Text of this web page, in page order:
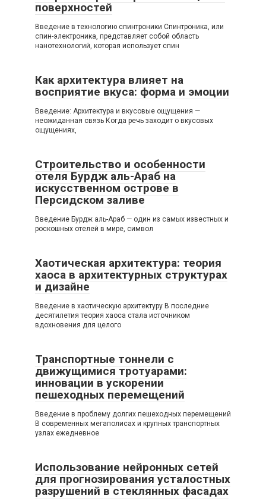
поверхностей
Введение в технологию спинтроники Спинтроника, или
спин-электроника, представляет собой область
нанотехнологий, которая использует спин
Как архитектура влияет на
восприятие вкуса: форма и эмоции
Введение: Архитектура и вкусовые ощущения —
неожиданная связь Когда речь заходит о вкусовых
ощущениях,
Строительство и особенности
отеля Бурдж аль-Араб на
искусственном острове в
Персидском заливе
Введение Бурдж аль-Араб — один из самых известных и
роскошных отелей в мире, символ
Хаотическая архитектура: теория
хаоса в архитектурных структурах
и дизайне
Введение в хаотическую архитектуру В последние
десятилетия теория хаоса стала источником
вдохновения для целого
Транспортные тоннели с
движущимися тротуарами:
инновации в ускорении
пешеходных перемещений
Введение в проблему долгих пешеходных перемещений
В современных мегаполисах и крупных транспортных
узлах ежедневное
Использование нейронных сетей
для прогнозирования усталостных
разрушений в стеклянных фасадах